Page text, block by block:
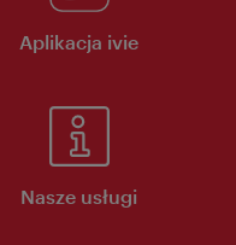
Aplikacja ivie
Nasze usługi